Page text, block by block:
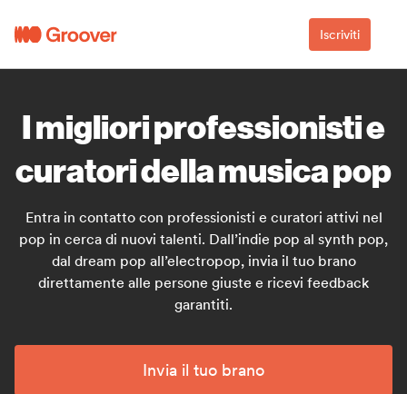
Iscriviti
I migliori professionisti e
curatori della musica pop
Entra in contatto con professionisti e curatori attivi nel
pop in cerca di nuovi talenti. Dall’indie pop al synth pop,
dal dream pop all’electropop, invia il tuo brano
direttamente alle persone giuste e ricevi feedback
garantiti.
Invia il tuo brano